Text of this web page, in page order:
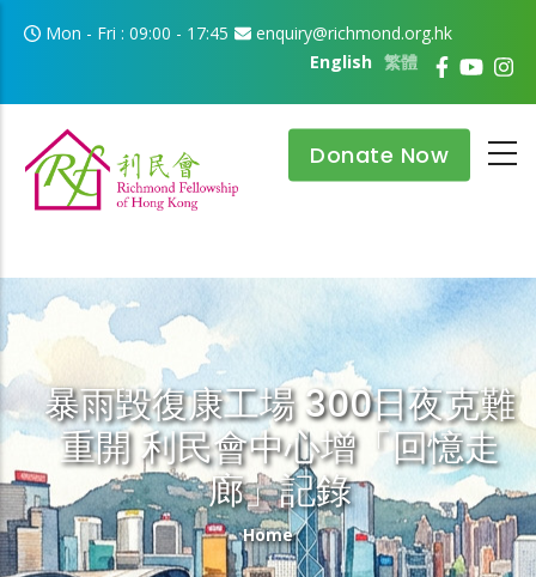
Skip to main content
Mon - Fri : 09:00 - 17:45
enquiry@richmond.org.hk
繁體
English
Donate Now
暴雨毀復康工場 300日夜克難
重開 利民會中心增「回憶走
廊」記錄
Breadcrumb
Home